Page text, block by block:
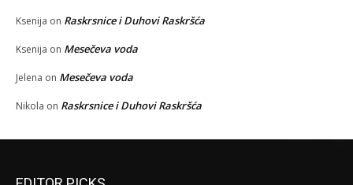
Ksenija on Raskrsnice i Duhovi Raskršća
Ksenija on Mesečeva voda
Jelena on Mesečeva voda
Nikola on Raskrsnice i Duhovi Raskršća